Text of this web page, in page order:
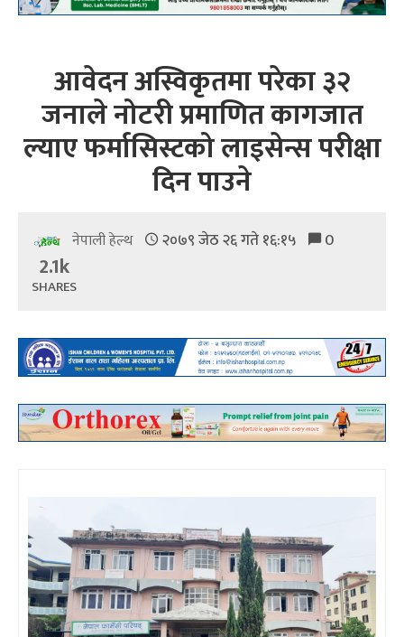
आवेदन अस्विकृतमा परेका ३२
जनाले नोटरी प्रमाणित कागजात
ल्याए फर्मासिस्टको लाइसेन्स परीक्षा
दिन पाउने
नेपाली हेल्थ २०७९ जेठ २६ गते १६:१५ 0
2.1k
SHARES